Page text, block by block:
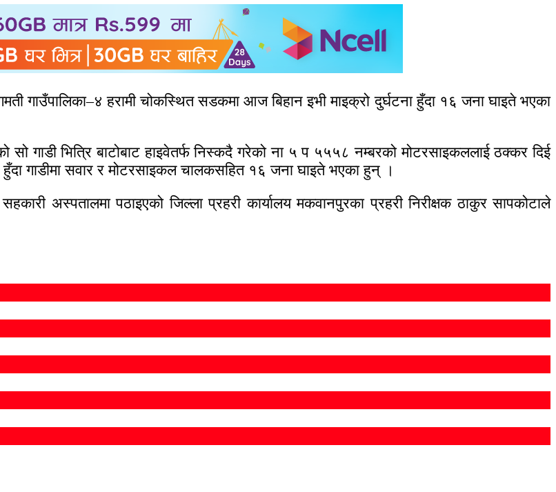
गाउँपालिका–४ हरामी चोकस्थित सडकमा आज बिहान इभी माइक्रो दुर्घटना हुँदा १६ जना घाइते भएका
गाडी भित्रि बाटोबाट हाइवेतर्फ निस्कदै गरेको ना ५ प ५५५८ नम्बरको मोटरसाइकललाई ठक्कर दिई
गाडीमा सवार र मोटरसाइकल चालकसहित १६ जना घाइते भएका हुन् ।
अस्पतालमा पठाइएको जिल्ला प्रहरी कार्यालय मकवानपुरका प्रहरी निरीक्षक ठाकुर सापकोटाले